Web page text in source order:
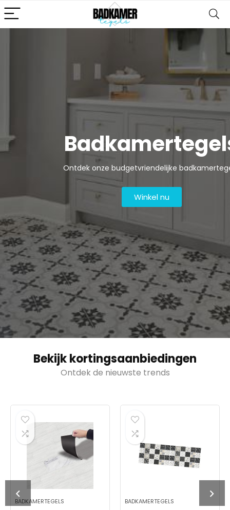
Ontdek onze budgetvriendelijke
Winkel nu
Bekijk kortingsaanbiedingen
Ontdek de nieuwste trends
BADKAMERTEGELS BADKAMERTEGELS